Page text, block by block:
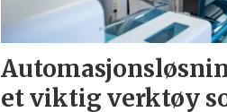
et viktig verktøy